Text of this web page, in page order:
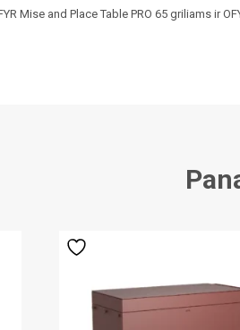
Mise and Place Table PRO 65 griliams ir